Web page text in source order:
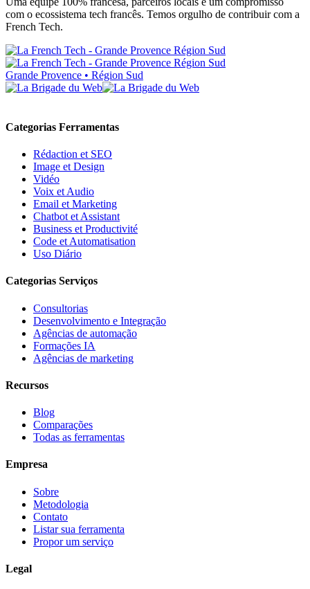
com o ecossistema tech francês. Temos orgulho de contribuir com a
French Tech.
Grande Provence • Région Sud
Categorias Ferramentas
Rédaction et SEO
Image et Design
Vidéo
Voix et Audio
Email et Marketing
Chatbot et Assistant
Business et Productivité
Code et Automatisation
Uso Diário
Categorias Serviços
Consultorias
Desenvolvimento e Integração
Agências de automação
Formações IA
Agências de marketing
Recursos
Blog
Comparações
Todas as ferramentas
Empresa
Sobre
Metodologia
Contato
Listar sua ferramenta
Propor um serviço
Legal